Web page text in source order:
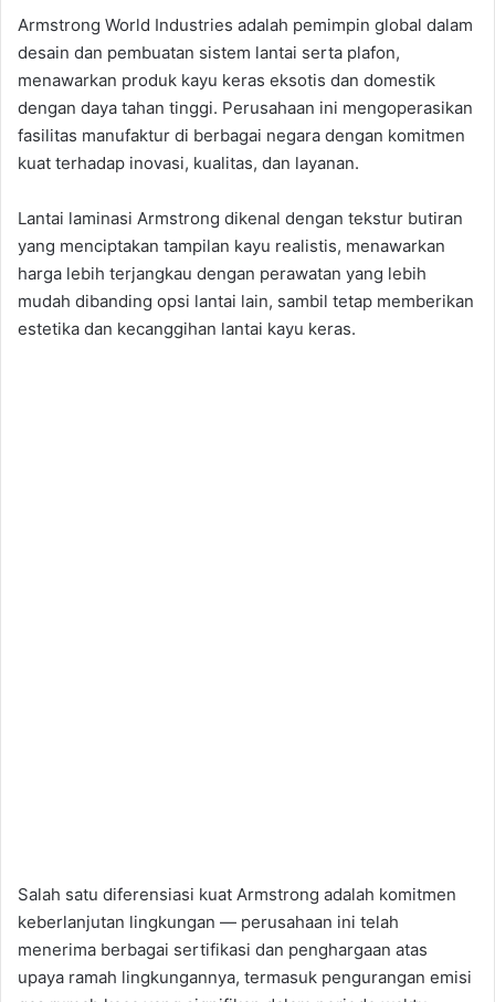
Armstrong World Industries adalah pemimpin global dalam
desain dan pembuatan sistem lantai serta plafon,
menawarkan produk kayu keras eksotis dan domestik
dengan daya tahan tinggi. Perusahaan ini mengoperasikan
fasilitas manufaktur di berbagai negara dengan komitmen
kuat terhadap inovasi, kualitas, dan layanan.
Lantai laminasi Armstrong dikenal dengan tekstur butiran
yang menciptakan tampilan kayu realistis, menawarkan
harga lebih terjangkau dengan perawatan yang lebih
mudah dibanding opsi lantai lain, sambil tetap memberikan
estetika dan kecanggihan lantai kayu keras.
Salah satu diferensiasi kuat Armstrong adalah komitmen
keberlanjutan lingkungan — perusahaan ini telah
menerima berbagai sertifikasi dan penghargaan atas
upaya ramah lingkungannya, termasuk pengurangan emisi